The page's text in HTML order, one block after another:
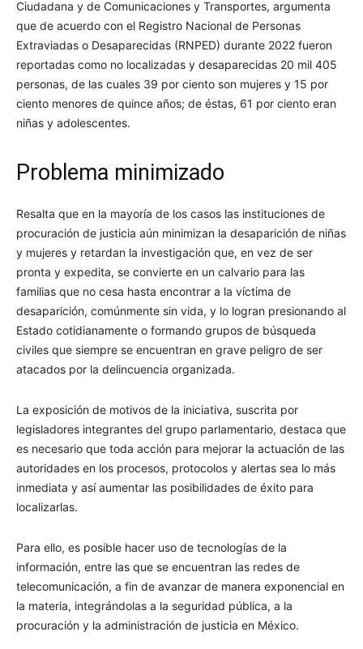
Ciudadana y de Comunicaciones y Transportes, argumenta
que de acuerdo con el Registro Nacional de Personas
Extraviadas o Desaparecidas (RNPED) durante 2022 fueron
reportadas como no localizadas y desaparecidas 20 mil 405
personas, de las cuales 39 por ciento son mujeres y 15 por
ciento menores de quince años; de éstas, 61 por ciento eran
niñas y adolescentes.
Problema minimizado
Resalta que en la mayoría de los casos las instituciones de
procuración de justicia aún minimizan la desaparición de niñas
y mujeres y retardan la investigación que, en vez de ser
pronta y expedita, se convierte en un calvario para las
familias que no cesa hasta encontrar a la víctima de
desaparición, comúnmente sin vida, y lo logran presionando al
Estado cotidianamente o formando grupos de búsqueda
civiles que siempre se encuentran en grave peligro de ser
atacados por la delincuencia organizada.
La exposición de motivos de la iniciativa, suscrita por
legisladores integrantes del grupo parlamentario, destaca que
es necesario que toda acción para mejorar la actuación de las
autoridades en los procesos, protocolos y alertas sea lo más
inmediata y así aumentar las posibilidades de éxito para
localizarlas.
Para ello, es posible hacer uso de tecnologías de la
información, entre las que se encuentran las redes de
telecomunicación, a fin de avanzar de manera exponencial en
la materia, integrándolas a la seguridad pública, a la
procuración y la administración de justicia en México.